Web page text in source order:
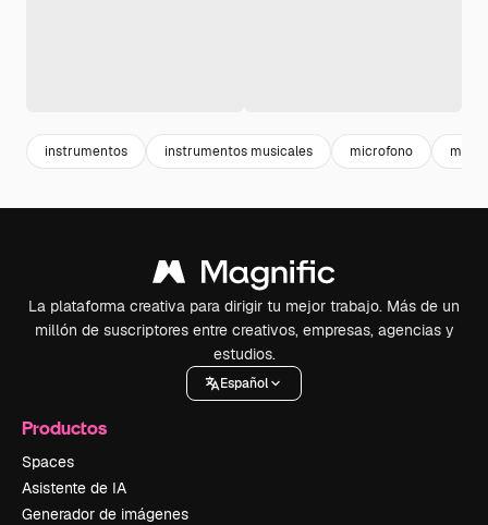
instrumentos instrumentos musicales microfono
La plataforma creativa para dirigir tu mejor trabajo. Más de un
millón de suscriptores entre creativos, empresas, agencias y
estudios.
Español
Productos
Spaces
Asistente de IA
Generador de imágenes